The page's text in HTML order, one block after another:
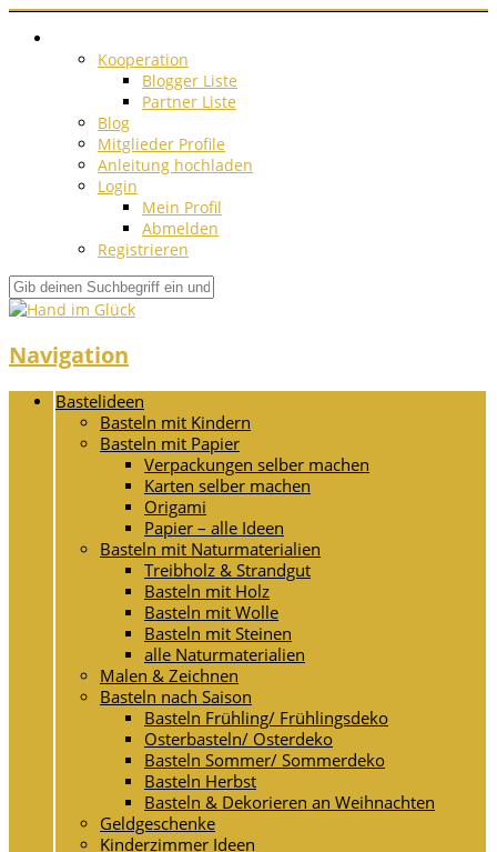
Kooperation
Blogger Liste
Partner Liste
Blog
Mitglieder Profile
Anleitung hochladen
Login
Mein Profil
Abmelden
Registrieren
Navigation
Bastelideen
Basteln mit Kindern
Basteln mit Papier
Verpackungen selber machen
Karten selber machen
Origami
Papier – alle Ideen
Basteln mit Naturmaterialien
Treibholz & Strandgut
Basteln mit Holz
Basteln mit Wolle
Basteln mit Steinen
alle Naturmaterialien
Malen & Zeichnen
Basteln nach Saison
Basteln Frühling/ Frühlingsdeko
Osterbasteln/ Osterdeko
Basteln Sommer/ Sommerdeko
Basteln Herbst
Basteln & Dekorieren an Weihnachten
Geldgeschenke
Kinderzimmer Ideen